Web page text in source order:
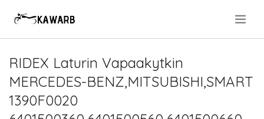
RIDEX Laturin Vapaakytkin
MERCEDES-BENZ,MITSUBISHI,SMART
1390F0020